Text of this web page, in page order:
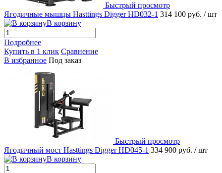
Быстрый просмотр
Ягодичные мышцы Hasttings Digger HD032-1 314 100 руб. / шт
В корзину
Подробнее
Купить в 1 клик Сравнение
В избранное Под заказ
Быстрый просмотр
Ягодичный мост Hasttings Digger HD045-1 334 900 руб. / шт
В корзину